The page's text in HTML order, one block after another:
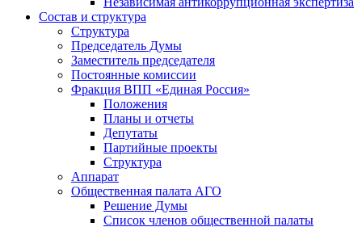
Состав и структура
Структура
Председатель Думы
Заместитель председателя
Постоянные комиссии
Фракция ВПП «Единая Россия»
Положения
Планы и отчеты
Депутаты
Партийные проекты
Структура
Аппарат
Общественная палата АГО
Решение Думы
Список членов общественной палаты